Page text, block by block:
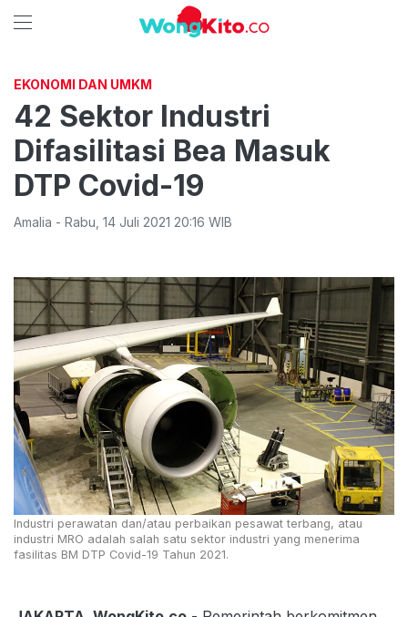
EKONOMI DAN UMKM
42 Sektor Industri
Difasilitasi Bea Masuk
DTP Covid-19
Amalia - Rabu 14 Juli 2021 20:16 WIB
Industri perawatan dan/atau perbaikan pesawat terbang, atau
industri MRO adalah salah satu sektor industri yang menerima
fasilitas BM DTP Covid-19 Tahun 2021.